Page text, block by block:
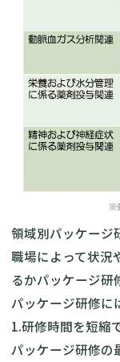
領域別パッケージ
職場によって状況
るかパッケージ研
パッケージ研修に
1.研修時間を短縮
パッケージ研修の